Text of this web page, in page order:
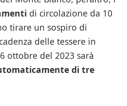
di circolazione da 10
tirare un sospiro di
delle tessere in
ottobre del 2023 sarà
di tre